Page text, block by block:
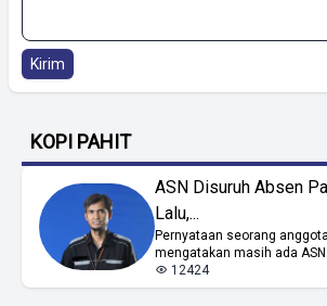
Kirim
KOPI PAHIT
ASN Disuruh Absen
Lalu,...
Pernyataan seorang
mengatakan masih ada
12424